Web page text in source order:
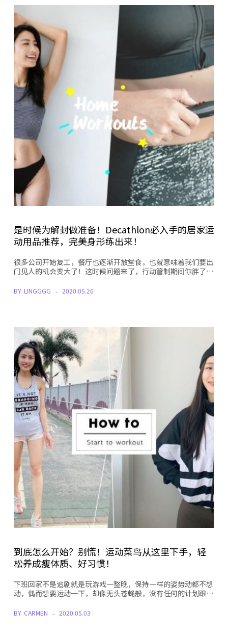
是时候为解封做准备！Decathlon必入手的居家运
动用品推荐，完美身形练出来！
很多公司开始复工，餐厅也逐渐开放堂食，也就意味着我们要出
门见人的机会变大了！这时候问题来了，行动管制期间你胖了…
BY LINGGGG 2020.05.26
到底怎么开始？别慌！运动菜鸟从这里下手，轻
松养成瘦体质、好习惯！
下班回家不是追剧就是玩游戏一整晚，保持一样的姿势动都不想
动，偶而想要运动一下，却像无头苍蝇般，没有任何的计划跟…
BY CARMEN 2020.05.03